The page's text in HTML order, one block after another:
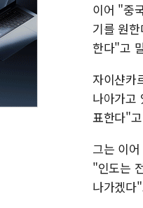
이어 "중
기를 원
한다"고
자이샨카
나아가고
표한다"
그는 이
"인도는
나가겠다